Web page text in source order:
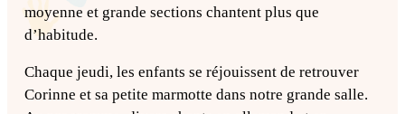
moyenne et grande sections chantent plus que
d’habitude.
Chaque jeudi, les enfants se réjouissent de retrouver
Corinne et sa petite marmotte dans notre grande salle.